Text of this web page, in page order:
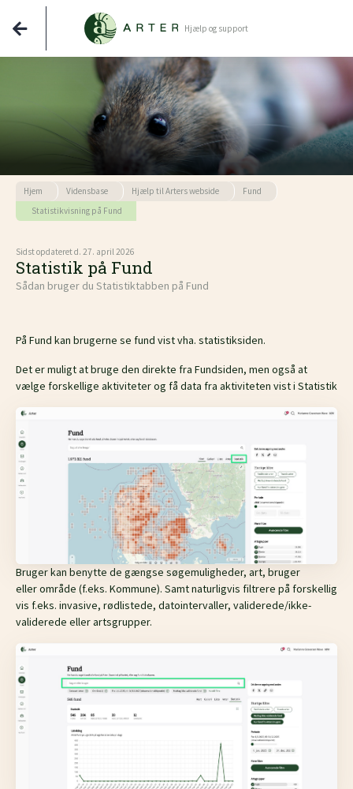
Hjælp og support
Hjem Vidensbase Hjælp til Arters webside
Fund
Statistikvisning på Fund
Sidst opdateret d. 27. april 2026
Statistik på Fund
Sådan bruger du Statistiktabben på Fund
På Fund kan brugerne se fund vist vha. statistiksiden.
Det er muligt at bruge den direkte fra Fundsiden, men også at
vælge forskellige aktiviteter og få data fra aktiviteten vist i Statistik
Bruger kan benytte de gængse søgemuligheder, art, bruger
ellerområde (f.eks. Kommune). Samt naturligvis filtrere på forskellig
vis f.eks. invasive, rødlistede, datointervaller, validerede/ikke-
validerede eller artsgrupper.